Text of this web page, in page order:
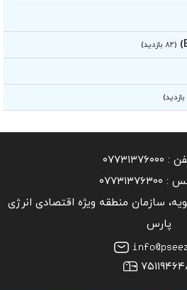
: ۰۷۷۳۱۳۷۶۰۰۰
: ۰۷۷۳۱۳۷۶۳۰۰
سازمان منطقه ویژه اقتصادی انرژی
پارس